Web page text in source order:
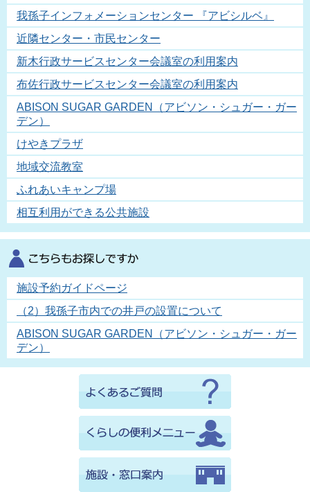
我孫子インフォメーションセンター 『アビシルベ』
近隣センター・市民センター
新木行政サービスセンター会議室の利用案内
布佐行政サービスセンター会議室の利用案内
ABISON SUGAR GARDEN（アビソン・シュガー・ガー
デン）
けやきプラザ
地域交流教室
ふれあいキャンプ場
相互利用ができる公共施設
施設予約ガイドページ
（2）我孫子市内での井戸の設置について
ABISON SUGAR GARDEN（アビソン・シュガー・ガー
デン）